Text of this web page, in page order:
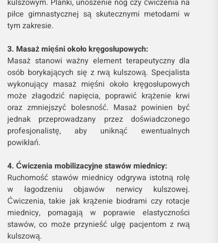
kulszowym. Planki, unoszenie nóg czy ćwiczenia na
piłce gimnastycznej są skutecznymi metodami w
tym zakresie.
3. Masaż mięśni około kręgosłupowych:
Masaż stanowi ważny element terapeutyczny dla
osób borykających się z rwą kulszową. Specjalista
wykonujący masaż mięśni około kręgosłupowych
może złagodzić napięcia, poprawić krążenie krwi
oraz zmniejszyć bolesność. Masaż powinien być
jednak przeprowadzany przez doświadczonego
profesjonalistę, aby uniknąć ewentualnych
powikłań.
4. Ćwiczenia mobilizacyjne stawów miednicy:
Ruchomość stawów miednicy odgrywa istotną rolę
w łagodzeniu objawów nerwicy kulszowej.
Ćwiczenia, takie jak krążenie biodrami czy rotacje
miednicy, pomagają w poprawie elastyczności
stawów, co może przynieść ulgę pacjentom z rwą
kulszową.